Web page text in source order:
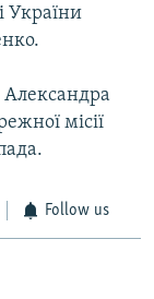
України
місії
Follow us